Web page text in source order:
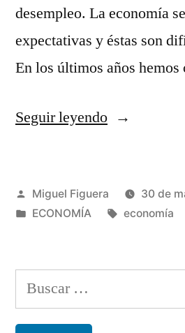
desempleo. La economía
expectativas y éstas son
En los últimos años
Seguir leyendo«El
las
expectativas
los
Publicado
por
Miguel Figuera
30 de
Publicado
ECONOMÍA Etiquetas:
economía
Buscar: